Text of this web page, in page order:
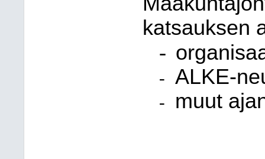
katsauksen
-
- ALKE-
- muut